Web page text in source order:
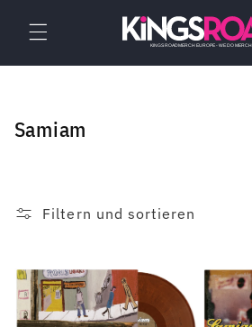
zum
Inhalt
K
e
r
Samiam
Filtern und sortieren